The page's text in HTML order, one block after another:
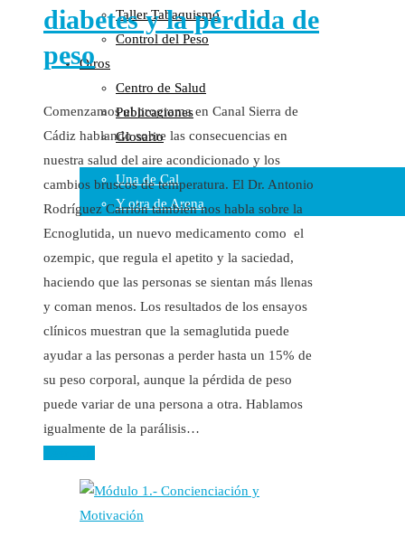
Otros
Vídeos
Cara Oscura Sanidad
Humor
Cal y Arena
Una de Cal
Y otra de Arena
Noticias Sanitarias
Enlaces
Taller Tabaquismo
Control del Peso
Otros
Centro de Salud
Publicaciones
Glosario
diabetes y la pérdida de
peso
Comenzamos el programa en Canal Sierra de
Cádiz hablando sobre las consecuencias en
nuestra salud del aire acondicionado y los
cambios bruscos de temperatura. El Dr. Antonio
Rodríguez Carrión también nos habla sobre la
Ecnoglutida, un nuevo medicamento como el
ozempic, que regula el apetito y la saciedad,
haciendo que las personas se sientan más llenas
y coman menos. Los resultados de los ensayos
clínicos muestran que la semaglutida puede
ayudar a las personas a perder hasta un 15% de
su peso corporal, aunque la pérdida de peso
puede variar de una persona a otra. Hablamos
igualmente de la parálisis…